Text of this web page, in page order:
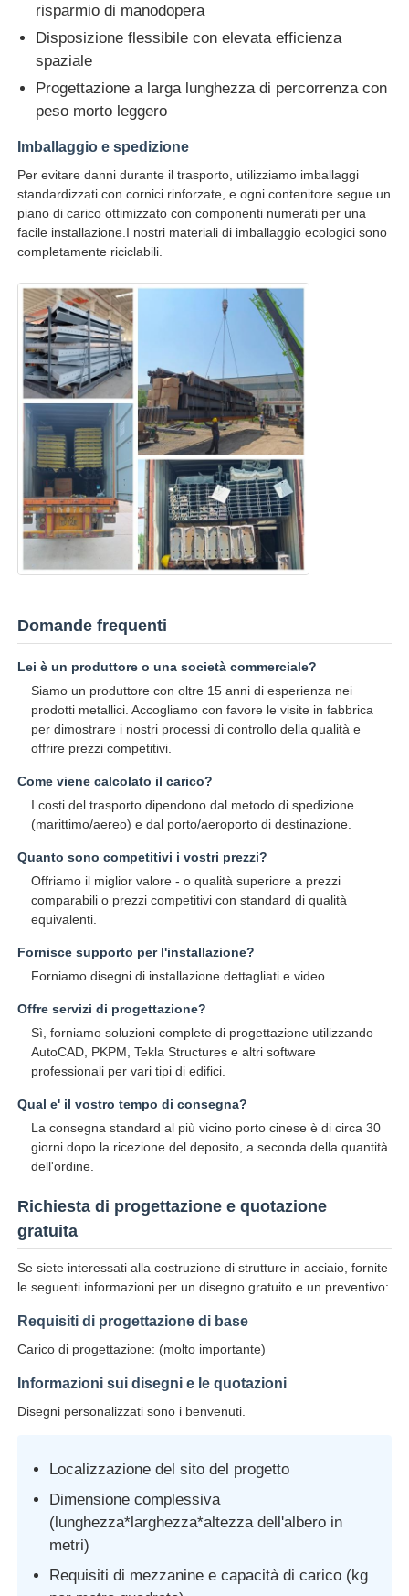
risparmio di manodopera
Disposizione flessibile con elevata efficienza
spaziale
Progettazione a larga lunghezza di percorrenza con
peso morto leggero
Imballaggio e spedizione
Per evitare danni durante il trasporto, utilizziamo imballaggi
standardizzati con cornici rinforzate, e ogni contenitore segue un
piano di carico ottimizzato con componenti numerati per una
facile installazione.I nostri materiali di imballaggio ecologici sono
completamente riciclabili.
Domande frequenti
Lei è un produttore o una società commerciale?
Siamo un produttore con oltre 15 anni di esperienza nei
prodotti metallici. Accogliamo con favore le visite in fabbrica
per dimostrare i nostri processi di controllo della qualità e
offrire prezzi competitivi.
Come viene calcolato il carico?
I costi del trasporto dipendono dal metodo di spedizione
(marittimo/aereo) e dal porto/aeroporto di destinazione.
Quanto sono competitivi i vostri prezzi?
Offriamo il miglior valore - o qualità superiore a prezzi
comparabili o prezzi competitivi con standard di qualità
equivalenti.
Fornisce supporto per l'installazione?
Forniamo disegni di installazione dettagliati e video.
Offre servizi di progettazione?
Sì, forniamo soluzioni complete di progettazione utilizzando
AutoCAD, PKPM, Tekla Structures e altri software
professionali per vari tipi di edifici.
Qual e' il vostro tempo di consegna?
La consegna standard al più vicino porto cinese è di circa 30
giorni dopo la ricezione del deposito, a seconda della quantità
dell'ordine.
Richiesta di progettazione e quotazione
gratuita
Se siete interessati alla costruzione di strutture in acciaio, fornite
le seguenti informazioni per un disegno gratuito e un preventivo:
Requisiti di progettazione di base
Carico di progettazione: (molto importante)
Informazioni sui disegni e le quotazioni
Disegni personalizzati sono i benvenuti.
Localizzazione del sito del progetto
Dimensione complessiva
(lunghezza*larghezza*altezza dell'albero in
metri)
Requisiti di mezzanine e capacità di carico (kg